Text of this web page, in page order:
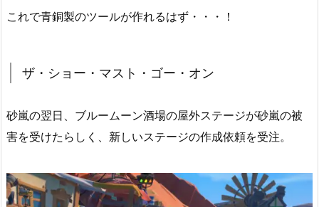
これで青銅製のツールが作れるはず・・・！
ザ・ショー・マスト・ゴー・オン
砂嵐の翌日、ブルームーン酒場の屋外ステージが砂嵐の被
害を受けたらしく、新しいステージの作成依頼を受注。